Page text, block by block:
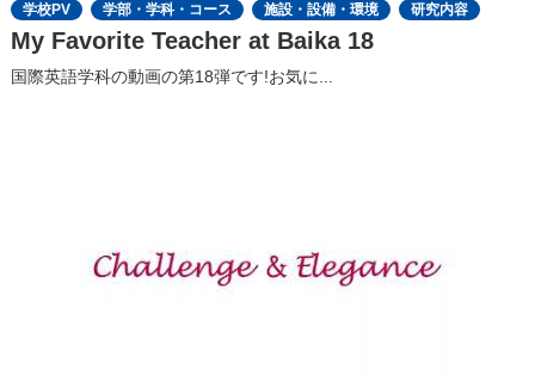
学校PV
学部・学科・コース 施設・設備・環境 研究内容
My Favorite Teacher at Baika 18
国際英語学科の動画の第18弾です!お気に...